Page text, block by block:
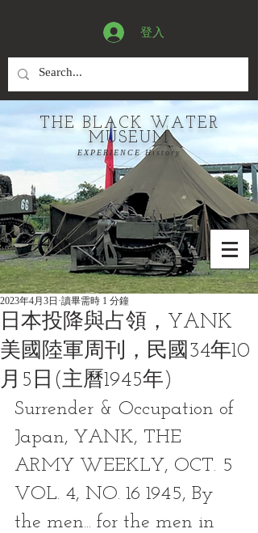
登入
THE BLACK WATER
MUSEUM
EXPERIENCE History
日本投降與占領，YANK
美國陸軍周刊，民國34年10
月5日(主曆1945年)
2023年4月3日 讀畢需時 1 分鐘
Surrender & Occupation of
Japan, YANK, THE
ARMY WEEKLY, OCT. 5
VOL. 4, NO. 16 1945, By
the men... for the men in